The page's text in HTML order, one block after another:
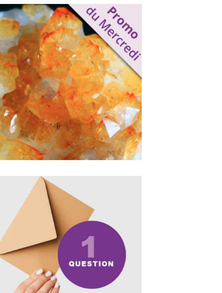
Buy now
Citrine – Promo – 20
minutes
48,00€
Voyance par mail – 1
question
30, 00€